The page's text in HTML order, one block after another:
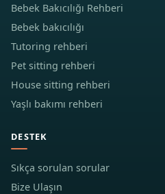
Bebek Bakıcılığı Rehberi
Bebek bakıcılığı
Tutoring rehberi
Pet sitting rehberi
House sitting rehberi
Yaşlı bakımı rehberi
DESTEK
Sıkça sorulan sorular
Bize Ulaşın